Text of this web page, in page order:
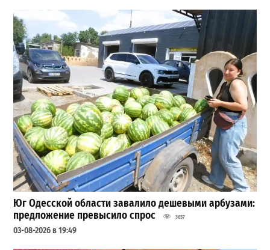
Юг Одесской области завалило дешевыми арбузами:
предложение превысило спрос
3657
03-08-2026 в 19:49